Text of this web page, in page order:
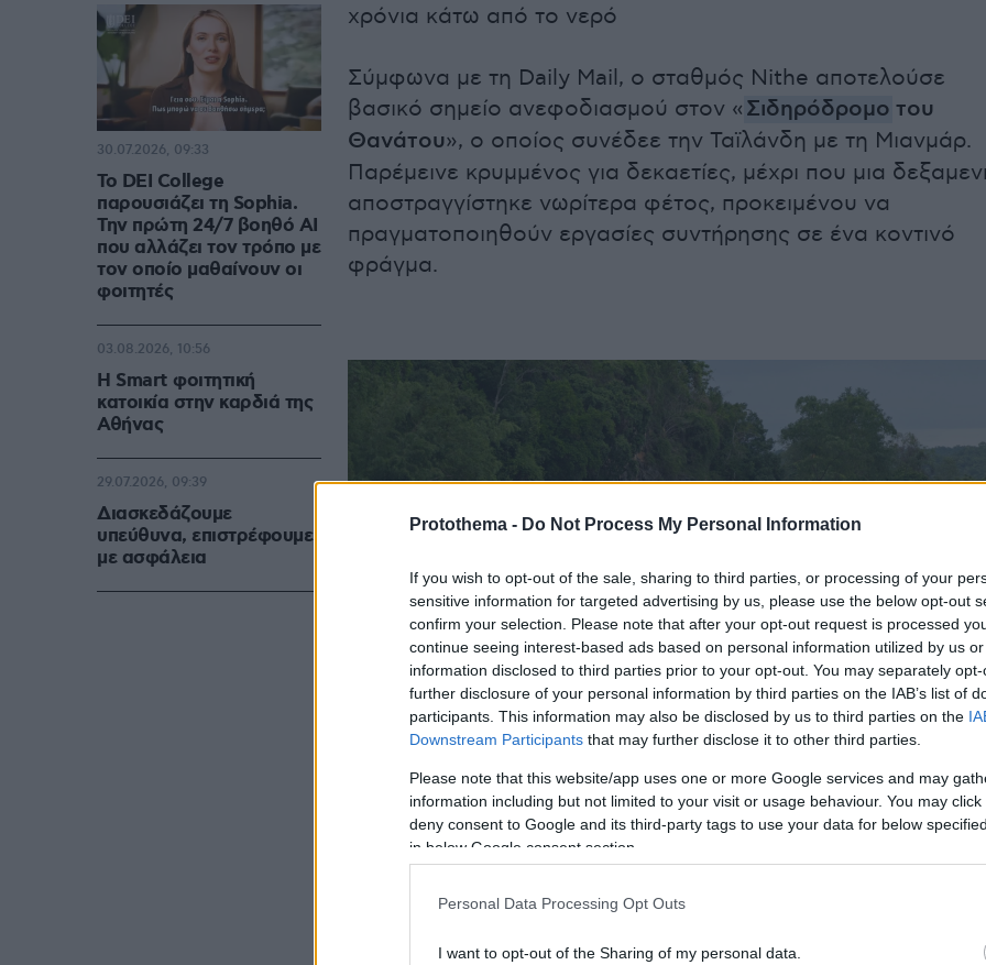
Protothema - Do Not Process My Personal Information
If you wish to opt-out of the sale, sharing to third parties, or processing of your
sensitive information for targeted advertising by us, please use the below opt-out
confirm your selection. Please note that after your opt-out request is processed
continue seeing interest-based ads based on personal information utilized by us
information disclosed to third parties prior to your opt-out. You may separately
further disclosure of your personal information by third parties on the IAB’s list of
participants. This information may also be disclosed by us to third parties on the
Downstream Participants that may further disclose it to other third parties.
Please note that this website/app uses one or more Google services and may
information including but not limited to your visit or usage behaviour. You may
deny consent to Google and its third-party tags to use your data for below
in below Google consent section.
Personal Data Processing Opt Outs
I want to opt-out of the Sharing of my personal data.
χρόνια κάτω από το νερό
Σύμφωνα με τη Daily Mail, ο σταθμός Nithe αποτελούσε
βασικό σημείο ανεφοδιασμού στον « Σιδηρόδρομο του
Θανάτου», ο οποίος συνέδεε την Ταϊλάνδη με τη Μιανμάρ.
Παρέμεινε κρυμμένος για δεκαετίες, μέχρι που μια
αποστραγγίστηκε νωρίτερα φέτος, προκειμένου να
πραγματοποιηθούν εργασίες συντήρησης σε ένα κοντινό
φράγμα.
Γιατί πήρε αυτό το όνομα και πώς κατασκευάστηκε
οποία αποτέλεσε το θέμα της ταινίας του 1957 «Η Γέφυρα
Το DEI College
παρουσιάζει τη Sophia.
Την πρώτη 24/7 βοηθό AI
που αλλάζει τον τρόπο με
τον οποίο μαθαίνουν οι
φοιτητές
30.07.2026, 09:33
Η Smart φοιτητική
κατοικία στην καρδιά της
Αθήνας
03.08.2026, 10:56
Διασκεδάζουμε
υπεύθυνα, επιστρέφουμε
με ασφάλεια
29.07.2026, 09:39